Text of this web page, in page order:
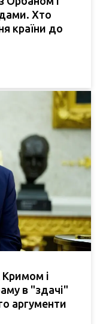
Хто
країни до
Кримом і
в "здачі"
аргументи